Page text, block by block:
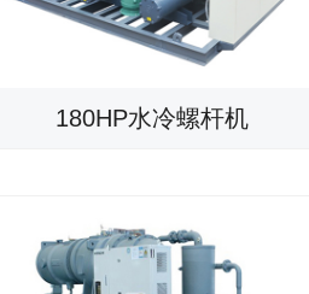
180HP水冷螺杆机